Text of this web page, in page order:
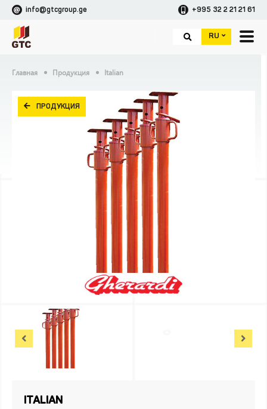
info@gtcgroup.ge +995 32 2 21 21 61
RU
Главная Продукция Italian
ПРОДУКЦИЯ
ITALIAN